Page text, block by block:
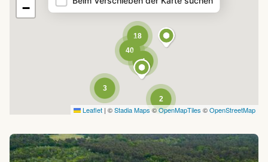
2
3
4
18
40
−
Leaflet | ©Stadia Maps ©OpenMapTiles ©OpenStreetMap